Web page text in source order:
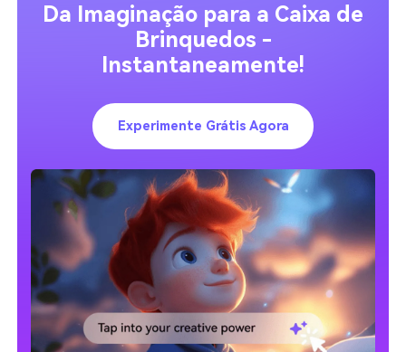
Da Imaginação para a Caixa de
Brinquedos -
Instantaneamente!
Experimente Grátis Agora